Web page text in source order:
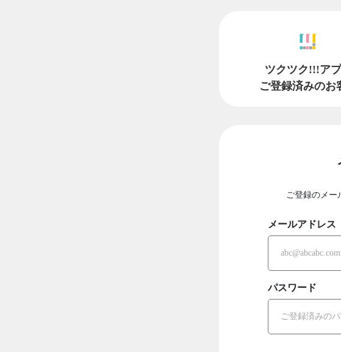
ツクツク!!!ア
ご登録済みのお
ご登録のメー
メールアドレス
パスワード